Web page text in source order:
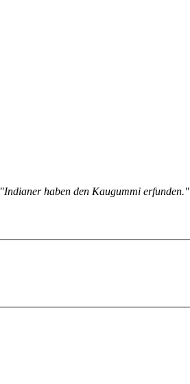
"Indianer haben den Kaugummi erfunden."